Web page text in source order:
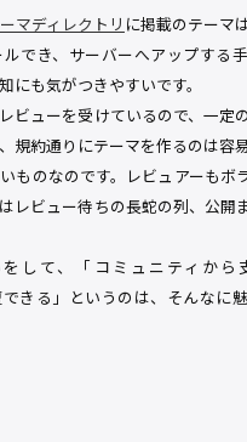
マディレクトリ に掲載のテーマ
でき、サーバーへアップする
にも気がつきやすいです。
ビューを受けているので、一定
規約通りにテーマを作るのは容
ものなのです。レビュアーもボ
レビュー待ちの長蛇の列、公開
して、「コミュニティから
できる」というのは、そんなに